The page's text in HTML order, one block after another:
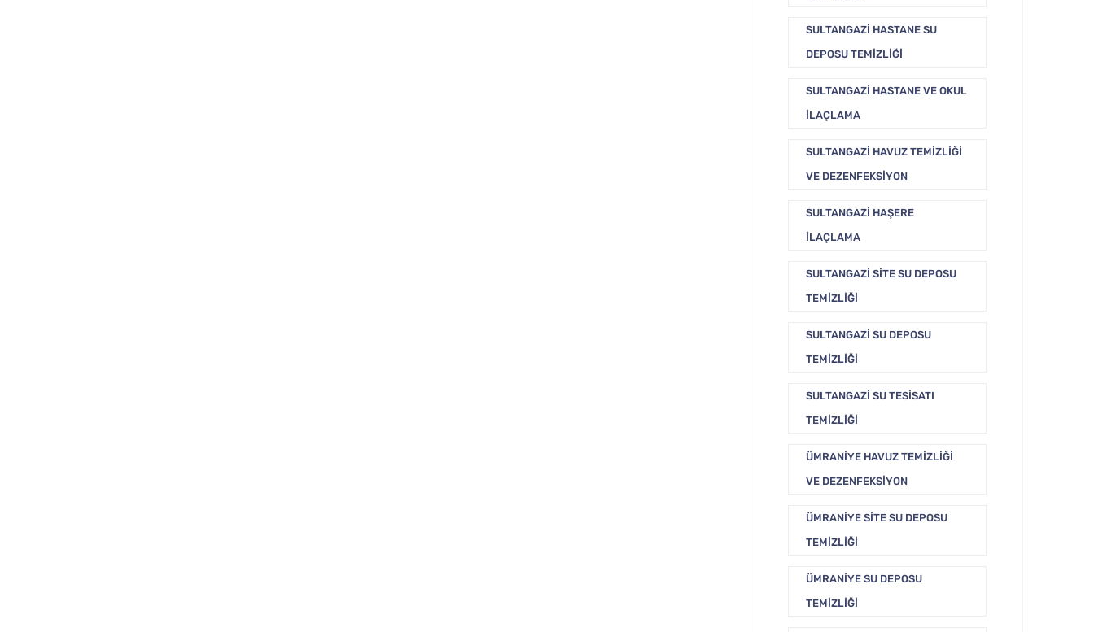
SULTANGAZI HASTANE SU
DEPOSU TEMIZLIĞI
SULTANGAZI HASTANE VE OKUL
İLAÇLAMA
SULTANGAZI HAVUZ TEMIZLIĞI
VE DEZENFEKSIYON
SULTANGAZI HAŞERE
İLAÇLAMA
SULTANGAZI SITE SU DEPOSU
TEMIZLIĞI
SULTANGAZI SU DEPOSU
TEMIZLIĞI
SULTANGAZI SU TESISATI
TEMIZLIĞI
ÜMRANIYE HAVUZ TEMIZLIĞI
VE DEZENFEKSIYON
ÜMRANIYE SITE SU DEPOSU
TEMIZLIĞI
ÜMRANIYE SU DEPOSU
TEMIZLIĞI